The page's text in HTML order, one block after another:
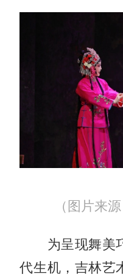
（图片来
为呈现舞美巧
代生机，吉林艺